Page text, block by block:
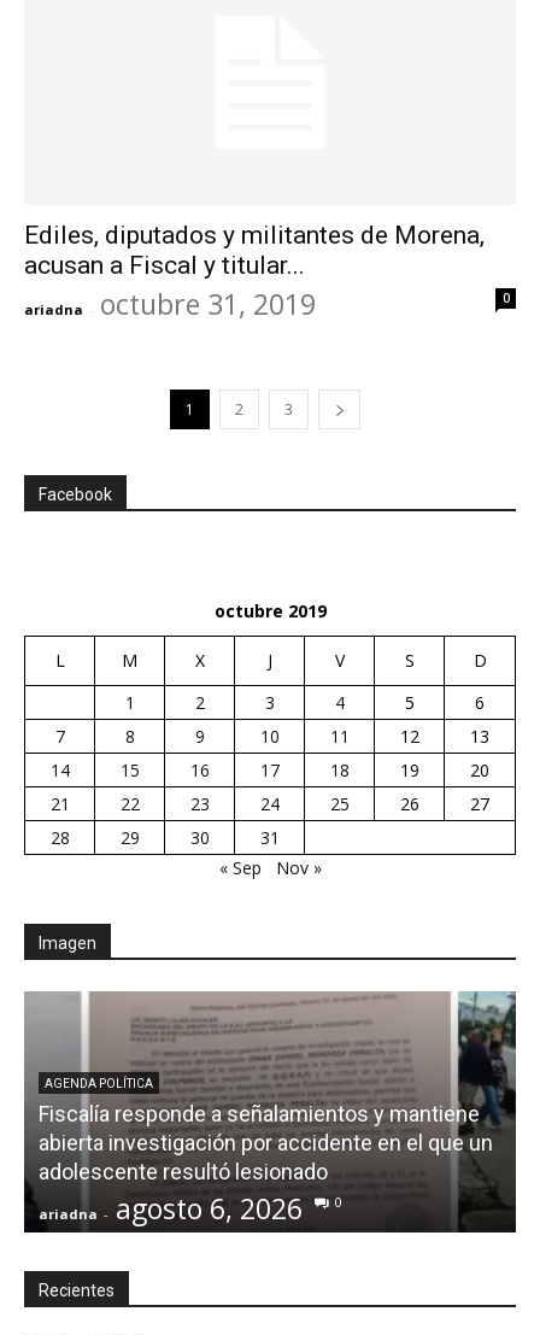
Ediles, diputados y militantes de Morena,
acusan a Fiscal y titular...
ariadna - octubre 31, 2019 0
1 2 3
Facebook
octubre 2019
L M X J V S
D
1
2 3 4 5
6
7
8 9 10 11 12
13
14
15 16 17 18 19
20
21
22 23 24 25 26
27
28
29 30
31
« Sep
Nov »
Imagen
AGENDA POLÍTICA
Fiscalía responde a señalamientos y mantiene
abierta investigación por accidente en el que un
adolescente resultó lesionado
ariadna - agosto 6, 2026 0
Recientes